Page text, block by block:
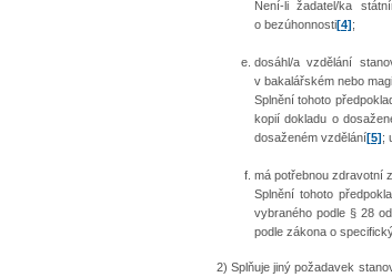
Není-li žadatel/ka
o bezúhonnosti[4];
dosáhl/a vzdělání
v bakalářském nebo
Splnění tohoto
kopií dokladu o
dosaženém vzdělání[5];
má potřebnou zdravotní
​Splnění tohoto
vybraného podle § 28
podle zákona o
2) Splňuje jiný požadavek